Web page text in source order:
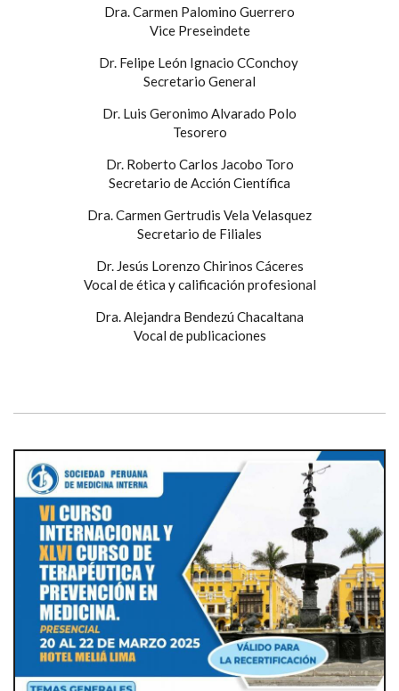
Dra. Carmen Palomino Guerrero
Vice Preseindete
Dr. Felipe León Ignacio CConchoy
Secretario General
Dr. Luis Geronimo Alvarado Polo
Tesorero
Dr. Roberto Carlos Jacobo Toro
Secretario de Acción Científica
Dra. Carmen Gertrudis Vela Velasquez
Secretario de Filiales
Dr. Jesús Lorenzo Chirinos Cáceres
Vocal de ética y calificación profesional
Dra. Alejandra Bendezú Chacaltana
Vocal de publicaciones